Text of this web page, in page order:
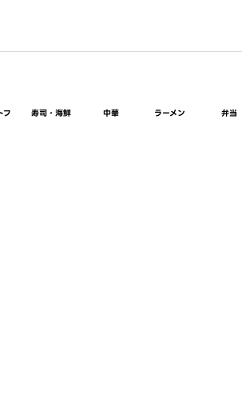
フ
寿司・海鮮 中華 ラーメン 弁当